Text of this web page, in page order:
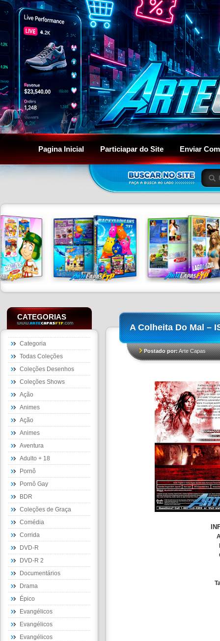
Pagina Inicial Particiapar do Site Enviar
CATEGORIAS
Categoria
Todas Coleções
Coleções Desenhos
Coleções Shows
Ação
Animes
Ação
Animes
Aventura
Adulto + 18
Pornô
Pornô Gay
BDR
Coleções de Graça
Comédia
Corrida
DVD-R
DVD-R 2
Documentários
Drama
Épico
Evangélicos
Evangélicos
Evangélicos
A Colheita Do Mal –
Postado por:Arte Capas